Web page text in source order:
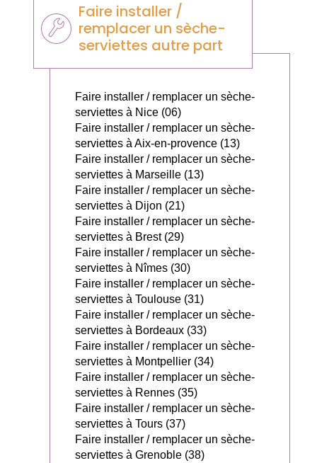
Faire installer /
remplacer un sèche-
serviettes autre part
Faire installer / remplacer un sèche-
serviettes à Nice (06)
Faire installer / remplacer un sèche-
serviettes à Aix-en-provence (13)
Faire installer / remplacer un sèche-
serviettes à Marseille (13)
Faire installer / remplacer un sèche-
serviettes à Dijon (21)
Faire installer / remplacer un sèche-
serviettes à Brest (29)
Faire installer / remplacer un sèche-
serviettes à Nîmes (30)
Faire installer / remplacer un sèche-
serviettes à Toulouse (31)
Faire installer / remplacer un sèche-
serviettes à Bordeaux (33)
Faire installer / remplacer un sèche-
serviettes à Montpellier (34)
Faire installer / remplacer un sèche-
serviettes à Rennes (35)
Faire installer / remplacer un sèche-
serviettes à Tours (37)
Faire installer / remplacer un sèche-
serviettes à Grenoble (38)